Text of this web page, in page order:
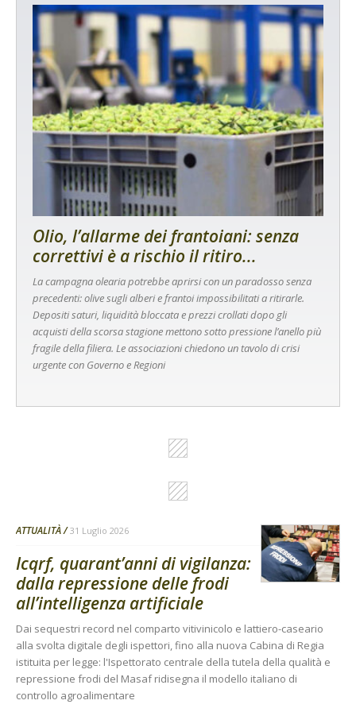
Olio, l’allarme dei frantoiani: senza
correttivi è a rischio il ritiro...
La campagna olearia potrebbe aprirsi con un paradosso senza
precedenti: olive sugli alberi e frantoi impossibilitati a ritirarle.
Depositi saturi, liquidità bloccata e prezzi crollati dopo gli
acquisti della scorsa stagione mettono sotto pressione l’anello più
fragile della filiera. Le associazioni chiedono un tavolo di crisi
urgente con Governo e Regioni
ATTUALITÀ 31 Luglio 2026
Icqrf, quarant’anni di vigilanza:
dalla repressione delle frodi
all’intelligenza artificiale
Dai sequestri record nel comparto vitivinicolo e lattiero-caseario
alla svolta digitale degli ispettori, fino alla nuova Cabina di Regia
istituita per legge: l'Ispettorato centrale della tutela della qualità e
repressione frodi del Masaf ridisegna il modello italiano di
controllo agroalimentare